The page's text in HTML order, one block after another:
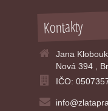
Kontakty
Jana
Nová 394 ,
IČO: